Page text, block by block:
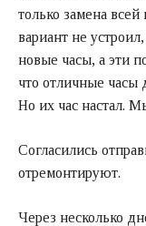
только замена
вариант не
новые часы, а эти
что отличные часы
Но их час настал.
Согласились
отремонтируют.
Через несколько